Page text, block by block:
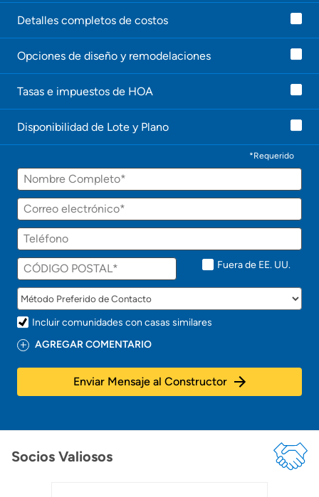
Detalles completos de costos
Opciones de diseño y remodelaciones
Tasas e impuestos de HOA
Disponibilidad de Lote y Plano
*Requerido
Fuera de EE. UU.
Incluir comunidades con casas similares
AGREGAR COMENTARIO
Enviar Mensaje al Constructor
Socios Valiosos